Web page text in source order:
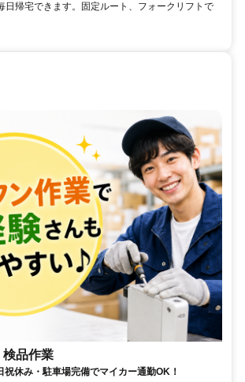
日帰宅できます。固定ルート、フォークリフトで
検品作業
祝休み・駐車場完備でマイカー通勤OK！